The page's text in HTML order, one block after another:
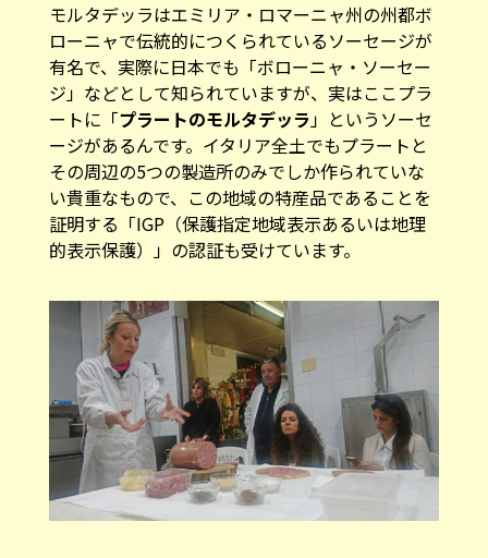
モルタデッラはエミリア・ロマーニャ州の州都ボ
ローニャで伝統的につくられているソーセージが
有名で、実際に日本でも「ボローニャ・ソーセー
ジ」などとして知られていますが、実はここプラ
ートに「プラートのモルタデッラ」というソーセ
ージがあるんです。イタリア全土でもプラートと
その周辺の5つの製造所のみでしか作られていな
い貴重なもので、この地域の特産品であることを
証明する「IGP（保護指定地域表示あるいは地理
的表示保護）」の認証も受けています。